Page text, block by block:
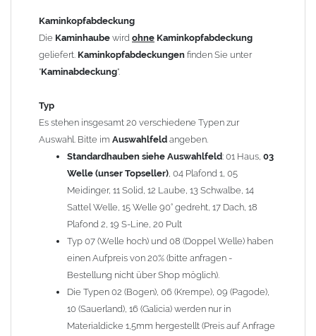
angefertigt.
DieKaminhaubekann mitklappbaren Stützen
für 4 Stützen = 96,89 EUR, Länge ab 1200mm 6 Stützen =
145,39 EUR) geliefert werden.
Ihrem zuständigen
Hinweis: FürKaminhaubenundKaminabdeckungenkönnen wir
Nachnahme anbieten!
Lieferzeit: ca. 1-2 Wochen nach Zahlungseingang
Sonderanfertigung: Die Kaminhaube wird kundenspezifisch
angefertigt - keine Rücknahme möglich!
Zum Bild vergößern, bitte auf das Bild klicken!
Kaminkopfabdeckung
Die Kaminhaube wird ohne Kaminkopfabdeckung
geliefert. Kaminkopfabdeckungen finden Sie unter
"Kaminabdeckung".
Typ
Es stehen insgesamt 20 verschiedene Typen zur
Auswahl. Bitte im Auswahlfeld angeben.
Standardhauben siehe Auswahlfeld: 01 Haus, 03
Welle (unser Topseller), 04 Plafond 1, 05
Meidinger, 11 Solid, 12 Laube, 13 Schwalbe, 14
Sattel Welle, 15 Welle 90° gedreht, 17 Dach, 18
Plafond 2, 19 S-Line, 20 Pult
Typ 07 (Welle hoch) und 08 (Doppel Welle) haben
einen Aufpreis von 20% (bitte anfragen -
Bestellung nicht über Shop möglich).
Die Typen 02 (Bogen), 06 (Krempe), 09 (Pagode),
10 (Sauerland), 16 (Galicia) werden nur in
Materialdicke 1,5mm hergestellt (Preis auf Anfrage